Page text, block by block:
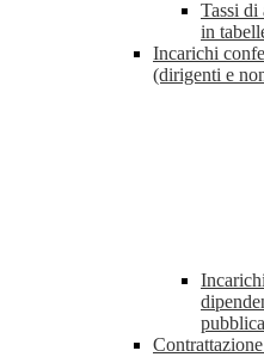
Tassi di
in
Incarichi
(dirigenti e